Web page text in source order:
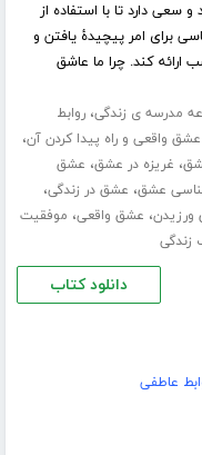
سعی دارد تا با استفاده از
برای امر پیچیدۀ یافتن و
کند. چرا ما عاشق
مدرسه ی زندگی،روابط
واقعی و راه پیدا کردن آن،
، غریزه در عشق، عشق
عشق، عشق در زندگی،
ورزیدن، عشق واقعی، موفقیت
دانلود کتاب
عاطفی